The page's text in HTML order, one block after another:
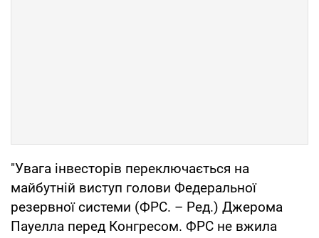
"Увага інвесторів переключається на
майбутній виступ голови Федеральної
резервної системи (ФРС. – Ред.) Джерома
Пауелла перед Конгресом. ФРС не вжила